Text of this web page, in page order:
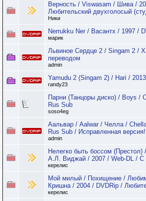
Верность / Viswasam / Шива /
Любительский двухголосый
Ники
Nerrukku Ner / Васантх / 1997 /
марик
Львиное Сердце 2 / Singam 2 /
переводом
admin
Yamudu 2 (Singam 2) / Hari /
randy23
Парни (Танцоры диско) / Boys /
Rus Sub
soso4eg
Аальвар / Aalwar / Челла /
Rus Sub / Исправленная
admin
Нелегко быть боссом
А.Л. Виджай / 2007 / Web-DL / С
керелис
Мой милый / Похищение /
Кришна / 2004 / DVDRip /
керелис